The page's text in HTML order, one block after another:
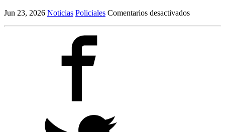
Jun 23, 2026 Noticias Policiales Comentarios desactivadosen